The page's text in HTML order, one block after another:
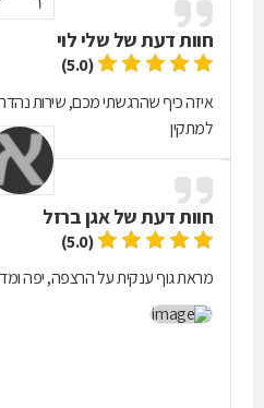
חוות דעת של שלי לוי
(5.0)
איזה כיף שהרגשתי מכם, שירות
למתקין
חוות דעת שלאגן ברזל
(5.0)
מראת גוף ענקית על הרצפה, יפה